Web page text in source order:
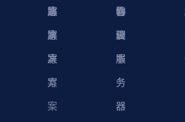
案
方
案
决
方
案
解
决
方
案
站
解
决
方
案
器
心
协
议
件
脚
本
物
理
服
务
器
云
服
务
器